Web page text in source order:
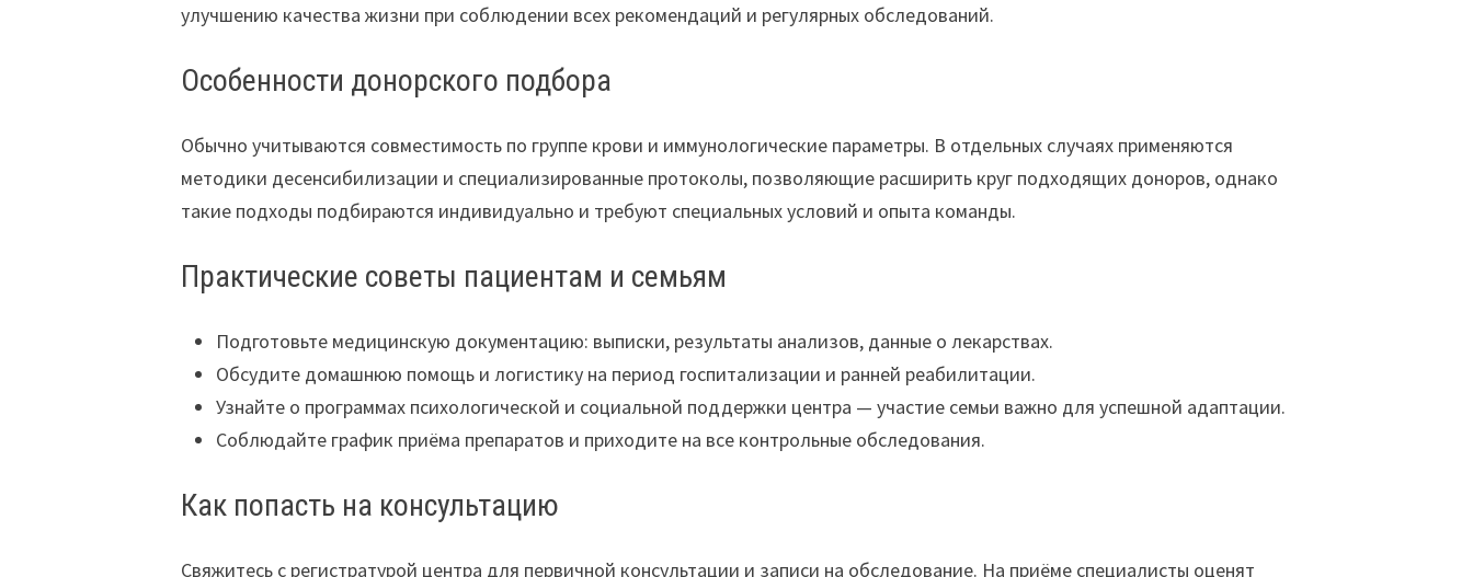
улучшению качества жизни при соблюдении всех рекомендаций и регулярных обследований.
Особенности донорского подбора
Обычно учитываются совместимость по группе крови и иммунологические параметры. В отдельных случаях применяются
методики десенсибилизации и специализированные протоколы, позволяющие расширить круг подходящих доноров, однако
такие подходы подбираются индивидуально и требуют специальных условий и опыта команды.
Практические советы пациентам и семьям
Подготовьте медицинскую документацию: выписки, результаты анализов, данные о лекарствах.
Обсудите домашнюю помощь и логистику на период госпитализации и ранней реабилитации.
Узнайте о программах психологической и социальной поддержки центра — участие семьи важно для успешной адаптации.
Соблюдайте график приёма препаратов и приходите на все контрольные обследования.
Как попасть на консультацию
Свяжитесь с регистратурой центра для первичной консультации и записи на обследование. На приёме специалисты оценят